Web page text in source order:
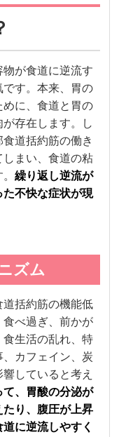
が食道に逆流す
です。本来、胃の
に、食道と胃の
存在します。し
道括約筋の働き
まい、食道の粘
。繰り返し逆流が
不快な症状が現
ズム
括約筋の機能低
べ過ぎ、前かが
生活の乱れ、特
カフェイン、炭
していると考え
、胃酸の分泌が
り、腹圧が上昇
に逆流しやすく